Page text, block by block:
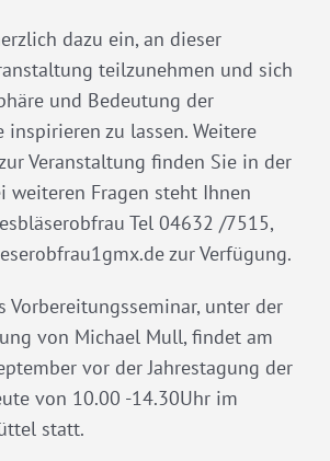
dazu ein, an dieser
teilzunehmen und sich
und Bedeutung der
inspirieren zu lassen. Weitere
Veranstaltung finden Sie in der
weiteren Fragen steht Ihnen
Tel 04632 /7515,
zur Verfügung.
Vorbereitungsseminar, unter der
von Michael Mull, findet am
vor der Jahrestagung der
von 10.00 -14.30Uhr im
statt.